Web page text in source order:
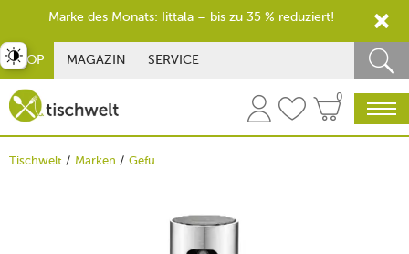
SHOP MAGAZIN SERVICE
0
Tischwelt Marken Gefu
umschalten
Marke des Monats: Iittala – bis zu 35 % reduziert!